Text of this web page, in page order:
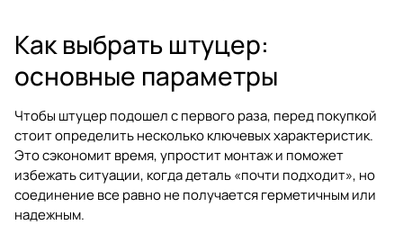
Как выбрать штуцер:
основные параметры
Чтобы штуцер подошел с первого раза, перед покупкой
стоит определить несколько ключевых характеристик.
Это сэкономит время, упростит монтаж и поможет
избежать ситуации, когда деталь «почти подходит», но
соединение все равно не получается герметичным или
надежным.